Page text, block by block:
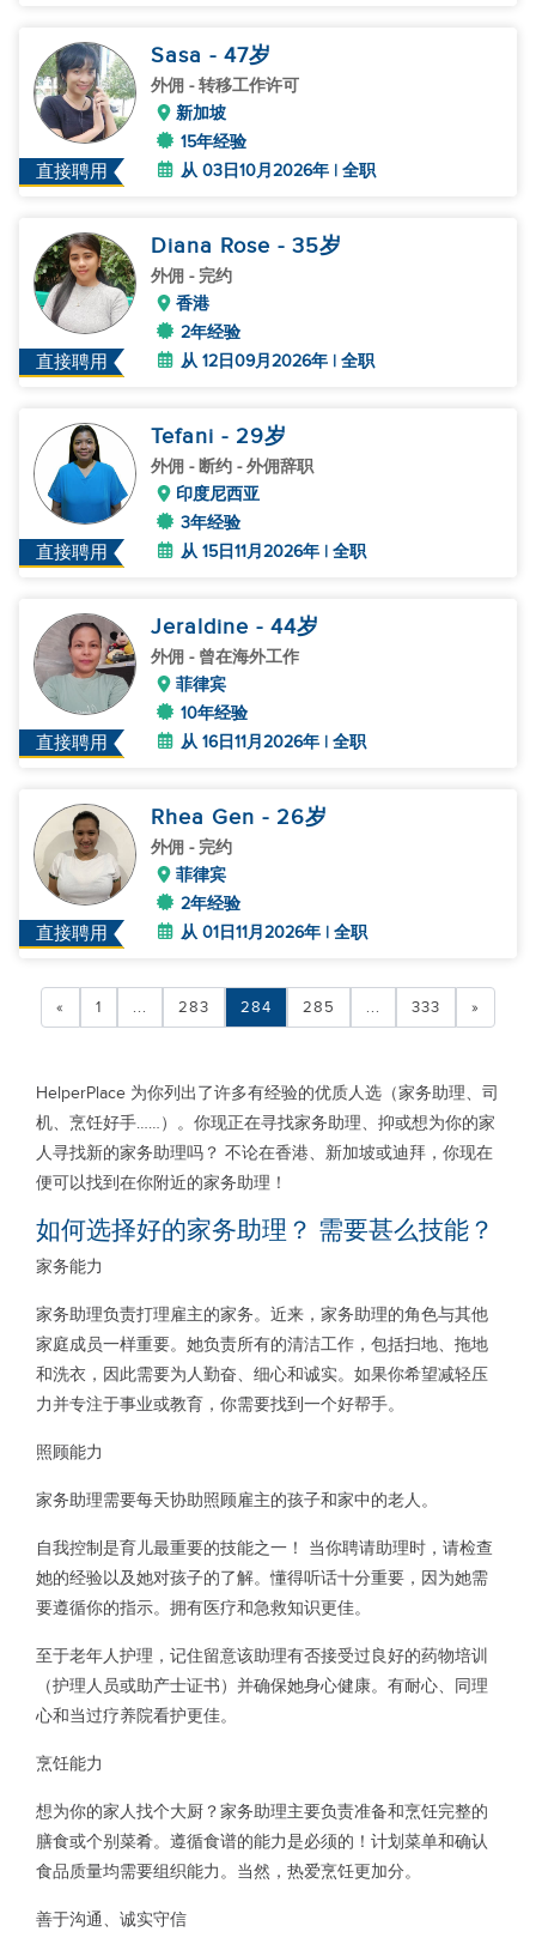
直接聘用
Sasa - 47岁
外佣 - 转移工作许可
新加坡
15年经验
从 03日10月2026年 | 全职
直接聘用
Diana Rose - 35岁
外佣 - 完约
香港
2年经验
从 12日09月2026年 | 全职
直接聘用
Tefani - 29岁
外佣 - 断约 - 外佣辞职
印度尼西亚
3年经验
从 15日11月2026年 | 全职
直接聘用
Jeraldine - 44岁
外佣 - 曾在海外工作
菲律宾
10年经验
从 16日11月2026年 | 全职
直接聘用
Rhea Gen - 26岁
外佣 - 完约
菲律宾
2年经验
从 01日11月2026年 | 全职
« 1 ... 283 284 285 ... 333 »
HelperPlace 为你列出了许多有经验的优质人选（家务助理、司
机、烹饪好手……）。你现正在寻找家务助理、抑或想为你的家
人寻找新的家务助理吗？ 不论在香港、新加坡或迪拜，你现在
便可以找到在你附近的家务助理！
如何选择好的家务助理？ 需要甚么技能？
家务能力
家务助理负责打理雇主的家务。近来，家务助理的角色与其他
家庭成员一样重要。她负责所有的清洁工作，包括扫地、拖地
和洗衣，因此需要为人勤奋、细心和诚实。如果你希望减轻压
力并专注于事业或教育，你需要找到一个好帮手。
照顾能力
家务助理需要每天协助照顾雇主的孩子和家中的老人。
自我控制是育儿最重要的技能之一！ 当你聘请助理时，请检查
她的经验以及她对孩子的了解。懂得听话十分重要，因为她需
要遵循你的指示。拥有医疗和急救知识更佳。
至于老年人护理，记住留意该助理有否接受过良好的药物培训
（护理人员或助产士证书）并确保她身心健康。有耐心、同理
心和当过疗养院看护更佳。
烹饪能力
想为你的家人找个大厨？家务助理主要负责准备和烹饪完整的
膳食或个别菜肴。遵循食谱的能力是必须的！计划菜单和确认
食品质量均需要组织能力。当然，热爱烹饪更加分。
善于沟通、诚实守信